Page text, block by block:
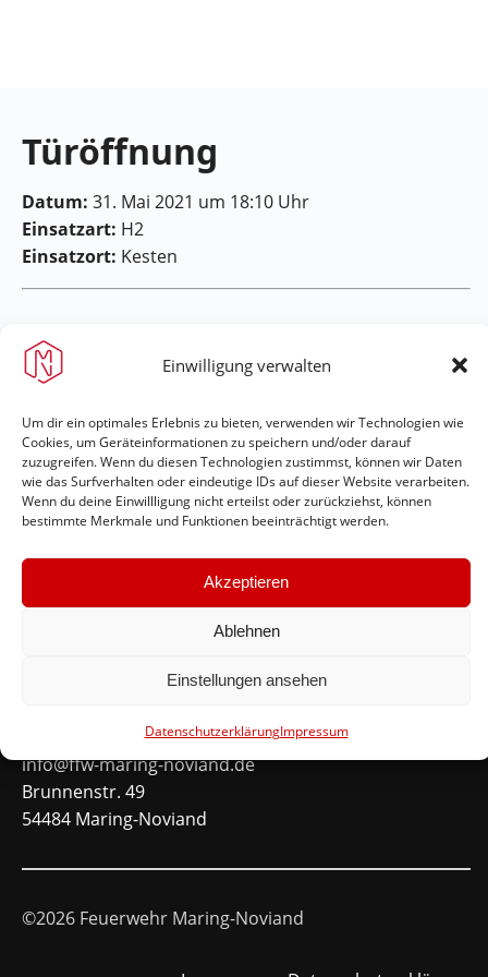
Einwilligung verwalten
Um dir ein optimales Erlebnis zu bieten, verwenden wir Technologien wie
Cookies, um Geräteinformationen zu speichern und/oder darauf
zuzugreifen. Wenn du diesen Technologien zustimmst, können wir Daten
wie das Surfverhalten oder eindeutige IDs auf dieser Website verarbeiten.
Wenn du deine Einwillligung nicht erteilst oder zurückziehst, können
bestimmte Merkmale und Funktionen beeinträchtigt werden.
Akzeptieren
Ablehnen
Einstellungen ansehen
DatenschutzerklärungImpressum
Türöffnung
Datum: 31. Mai 2021 um 18:10 Uhr
Einsatzart: H2
Einsatzort: Kesten
Feuerwehr Maring-Noviand
#immerda
info@ffw-maring-noviand.de
Brunnenstr. 49
54484 Maring-Noviand
©2026 Feuerwehr Maring-Noviand